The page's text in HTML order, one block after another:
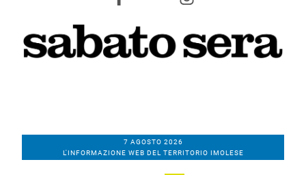
7 AGOSTO 2026
L'INFORMAZIONE WEB DEL TERRITORIO IMOLESE